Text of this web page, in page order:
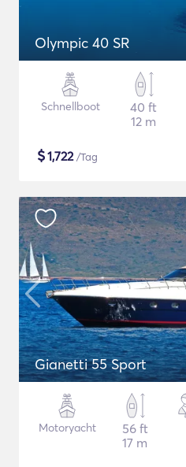
Olympic 40 SR
Schnellboot
40 ft
12 m
$1,722/Tag
Gianetti 55 Sport
Motoryacht
56 ft
17 m